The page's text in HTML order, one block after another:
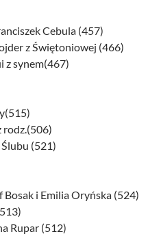
Cebula (457)
z Świętoniowej (466)
z synem(467)
rodz.(506)
Ślubu (521)
Bosak i Emilia Oryńska (524)
Rupar (512)